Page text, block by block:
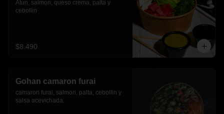
Atun, salmon, queso crema, palta y
cebollin
$8.490
Gohan camaron furai
camaron furai, salmon, palta, cebollin y
salsa acevichada.